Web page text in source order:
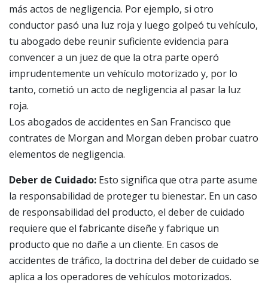
más actos de negligencia. Por ejemplo, si otro
conductor pasó una luz roja y luego golpeó tu vehículo,
tu abogado debe reunir suficiente evidencia para
convencer a un juez de que la otra parte operó
imprudentemente un vehículo motorizado y, por lo
tanto, cometió un acto de negligencia al pasar la luz
roja.
Los abogados de accidentes en San Francisco que
contrates de Morgan and Morgan deben probar cuatro
elementos de negligencia.
Deber de Cuidado: Esto significa que otra parte asume
la responsabilidad de proteger tu bienestar. En un caso
de responsabilidad del producto, el deber de cuidado
requiere que el fabricante diseñe y fabrique un
producto que no dañe a un cliente. En casos de
accidentes de tráfico, la doctrina del deber de cuidado se
aplica a los operadores de vehículos motorizados.